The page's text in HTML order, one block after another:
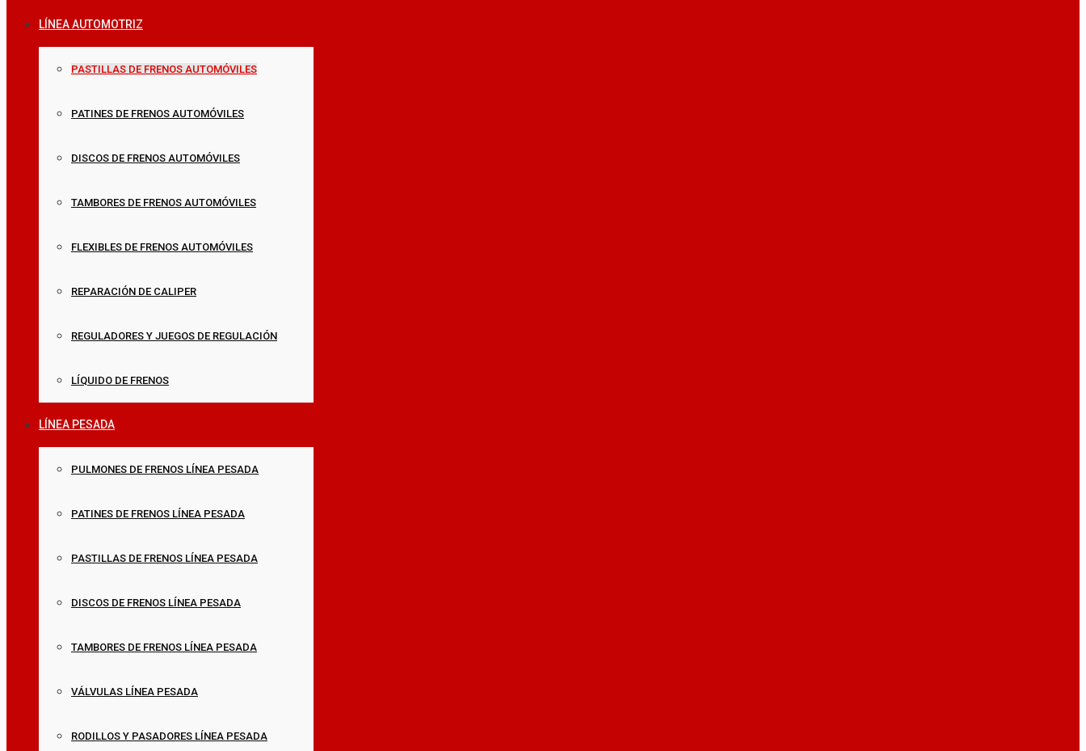
LÍNEA AUTOMOTRIZ
PASTILLAS DE FRENOS AUTOMÓVILES
PATINES DE FRENOS AUTOMÓVILES
DISCOS DE FRENOS AUTOMÓVILES
TAMBORES DE FRENOS AUTOMÓVILES
FLEXIBLES DE FRENOS AUTOMÓVILES
REPARACIÓN DE CALIPER
REGULADORES Y JUEGOS DE REGULACIÓN
LÍQUIDO DE FRENOS
LÍNEA PESADA
PULMONES DE FRENOS LÍNEA PESADA
PATINES DE FRENOS LÍNEA PESADA
PASTILLAS DE FRENOS LÍNEA PESADA
DISCOS DE FRENOS LÍNEA PESADA
TAMBORES DE FRENOS LÍNEA PESADA
VÁLVULAS LÍNEA PESADA
RODILLOS Y PASADORES LÍNEA PESADA